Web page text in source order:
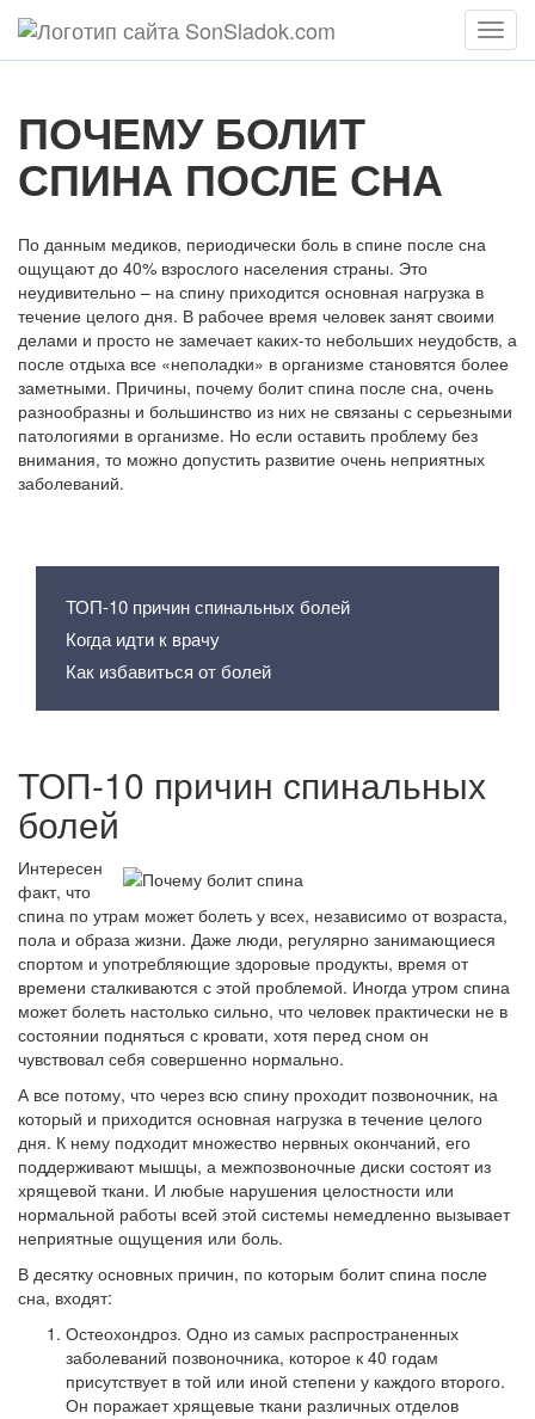
Меню
ПОЧЕМУ БОЛИТ
СПИНА ПОСЛЕ СНА
По данным медиков, периодически боль в спине после сна
ощущают до 40% взрослого населения страны. Это
неудивительно – на спину приходится основная нагрузка в
течение целого дня. В рабочее время человек занят своими
делами и просто не замечает каких-то небольших неудобств, а
после отдыха все «неполадки» в организме становятся более
заметными. Причины, почему болит спина после сна, очень
разнообразны и большинство из них не связаны с серьезными
патологиями в организме. Но если оставить проблему без
внимания, то можно допустить развитие очень неприятных
заболеваний.
ТОП-10 причин спинальных болей
Когда идти к врачу
Как избавиться от болей
ТОП-10 причин спинальных
болей
Интересен
факт, что
спина по утрам может болеть у всех, независимо от возраста,
пола и образа жизни. Даже люди, регулярно занимающиеся
спортом и употребляющие здоровые продукты, время от
времени сталкиваются с этой проблемой. Иногда утром спина
может болеть настолько сильно, что человек практически не в
состоянии подняться с кровати, хотя перед сном он
чувствовал себя совершенно нормально.
А все потому, что через всю спину проходит позвоночник, на
который и приходится основная нагрузка в течение целого
дня. К нему подходит множество нервных окончаний, его
поддерживают мышцы, а межпозвоночные диски состоят из
хрящевой ткани. И любые нарушения целостности или
нормальной работы всей этой системы немедленно вызывает
неприятные ощущения или боль.
В десятку основных причин, по которым болит спина после
сна, входят:
Остеохондроз. Одно из самых распространенных
заболеваний позвоночника, которое к 40 годам
присутствует в той или иной степени у каждого второго.
Он поражает хрящевые ткани различных отделов